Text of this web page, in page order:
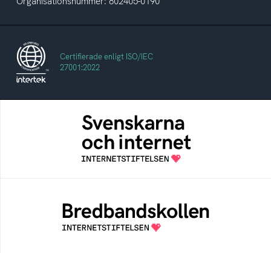
Certifierade enligt ISO/IEC
27001:2022
Svenskarna och internet
En årlig studie av svenska folkets
internetvanor
Bredbandskollen är ett oberoende
konsumentverktyg som drivs av
Internetstiftelsen